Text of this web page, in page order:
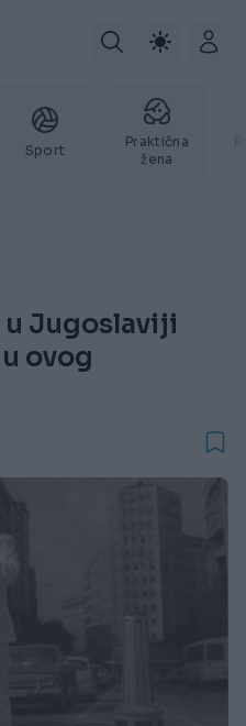
Sport
Praktična
žena
Jugoslaviji
ovog